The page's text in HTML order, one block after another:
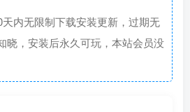
内无限制下载安装更新，过期无
晓，安装后永久可玩，本站会员没